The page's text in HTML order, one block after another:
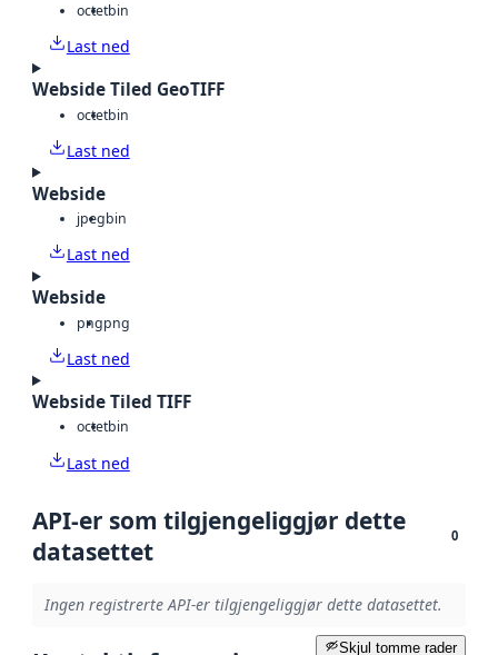
octetbin
Last ned
Webside Tiled GeoTIFF
octetbin
Last ned
Webside
jpegbin
Last ned
Webside
pngpng
Last ned
Webside Tiled TIFF
octetbin
Last ned
API-er som tilgjengeliggjør dette
datasettet
0
Ingen registrerte API-er tilgjengeliggjør dette datasettet.
Skjul tomme rader